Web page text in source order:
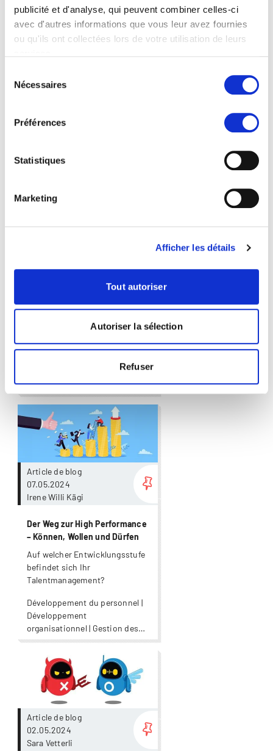
publicité et d'analyse, qui peuvent combiner celles-ci
avec d'autres informations que vous leur avez fournies
ou qu'ils ont collectées lors de votre utilisation de leurs
Nécessaires
Préférences
Statistiques
Marketing
Afficher les détails
Tout autoriser
Autoriser la sélection
Refuser
Article de blog
14.05.2024
Wettbewerbsvorteil PERMA
Umgebung, in der
Leadership
Die Mensch-KI-Kollaboration
Wie spricht man am besten mit
Anweisungen versteht die KI
Numérisation
Article de blog
07.05.2024
Irene Willi Kägi
Der Weg zur High Performance
– Können, Wollen und Dürfen
Auf welcher Entwicklungsstufe
befindet sich Ihr
Talentmanagement?
Développement du personnel |
Développement
organisationnel | Gestion des
ressources humaines |
Plus
Article de blog
02.05.2024
Sara Vetterli
Plus